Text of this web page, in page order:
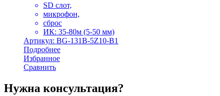
SD слот,
микрофон,
сброс
ИК: 35-80м (5-50 мм)
Артикул: BG-131B-5Z10-B1
Подробнее
Избранное
Сравнить
Нужна консультация?